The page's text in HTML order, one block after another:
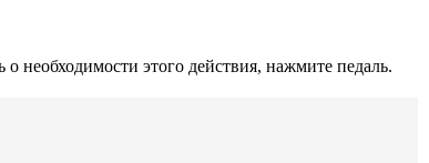
необходимости этого действия, нажмите педаль.